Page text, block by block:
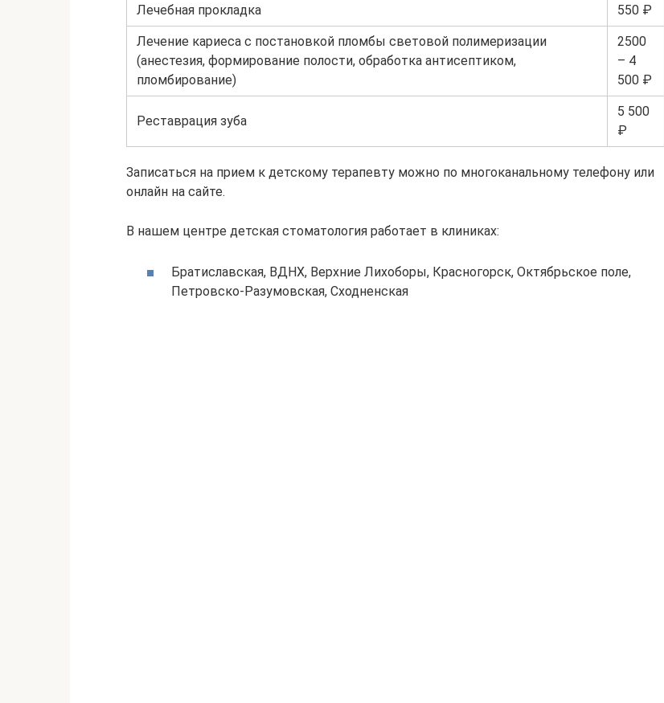
Лечебная прокладка 550 ₽
Лечение кариеса с постановкой пломбы световой полимеризации
(анестезия, формирование полости, обработка антисептиком,
пломбирование)
2500
– 4
500 ₽
Реставрация зуба
5 500
₽
Записаться на прием к детскому терапевту можно по многоканальному телефону или
онлайн на сайте.
В нашем центре детская стоматология работает в клиниках:
Братиславская, ВДНХ, Верхние Лихоборы, Красногорск, Октябрьское поле,
Петровско-Разумовская, Сходненская